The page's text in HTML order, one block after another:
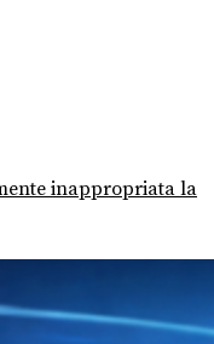
inappropriata la